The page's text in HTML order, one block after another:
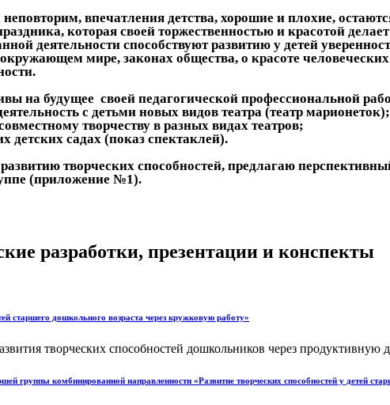
впечатления детства, хорошие и плохие,
которая своей торжественностью и красотой
деятельности способствуют развитию у детей
мире, законах общества, о красоте
на будущее своей педагогической профессиональной
с детьми новых видов театра (театр марионеток);
творчеству в разных видах театров;
детских садах (показ спектаклей).
творческих способностей, предлагаю
(приложение №1).
разработки, презентации и конспекты
старшего дошкольного возраста через кружковую работу»
творческих способностей дошкольников через продуктивную
группы комбинированной направленности «Развитие творческих способностей у детей